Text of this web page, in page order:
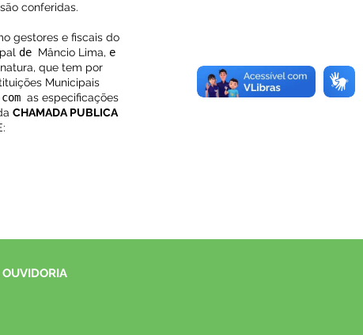
conferidas.
gestores e fiscais do
de Mâncio Lima, e
que tem por
Municipais
com as especificações
CHAMADA PUBLICA